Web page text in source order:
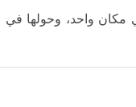
واحد، وحولها في